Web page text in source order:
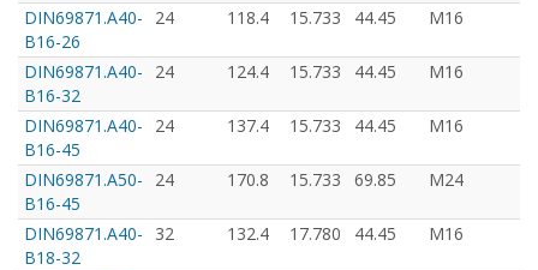
DIN69871.А40-
B16-26
24 118.4 15.733 44.45 M16
DIN69871.А40-
B16-32
24 124.4 15.733 44.45 M16
DIN69871.А40-
B16-45
24 137.4 15.733 44.45 M16
DIN69871.А50-
B16-45
24 170.8 15.733 69.85 M24
DIN69871.А40-
B18-32
32 132.4 17.780 44.45 M16